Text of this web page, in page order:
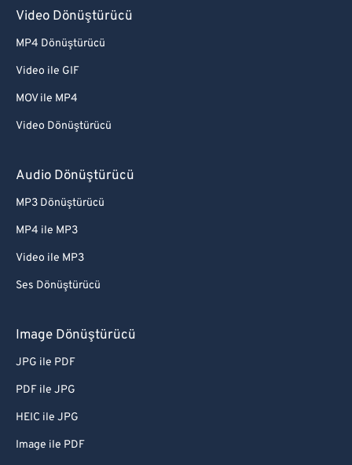
Video Dönüştürücü
MP4 Dönüştürücü
Video ile GIF
MOV ile MP4
Video Dönüştürücü
Audio Dönüştürücü
MP3 Dönüştürücü
MP4 ile MP3
Video ile MP3
Ses Dönüştürücü
Image Dönüştürücü
JPG ile PDF
PDF ile JPG
HEIC ile JPG
Image ile PDF